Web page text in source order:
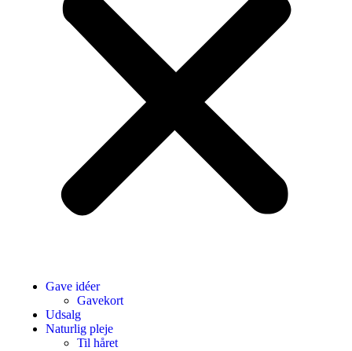
Gave idéer
Gavekort
Udsalg
Naturlig pleje
Til håret